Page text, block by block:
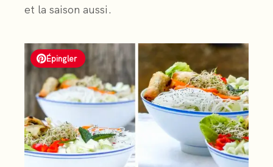
et la saison aussi.
Épingler